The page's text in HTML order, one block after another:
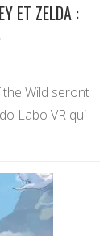
ET ZELDA :
Wild seront
Labo VR qui